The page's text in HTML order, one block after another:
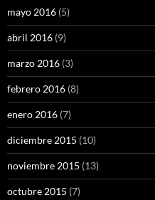
mayo 2016 (5)
abril 2016 (9)
marzo 2016 (3)
febrero 2016 (8)
enero 2016 (7)
diciembre 2015 (10)
noviembre 2015 (13)
octubre 2015 (7)